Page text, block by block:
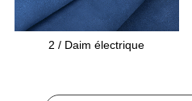
2 / Daim électrique